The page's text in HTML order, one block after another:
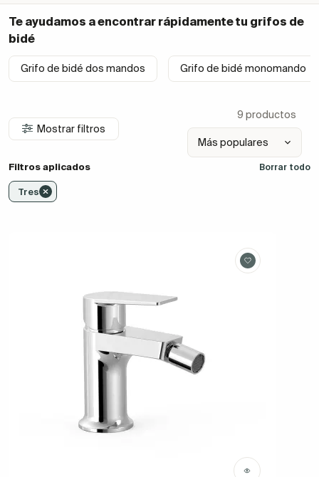
Te ayudamos a encontrar rápidamente tu grifos de
bidé
Grifo de bidé dos mandos Grifo de bidé monomando
Mostrar filtros
9 productos
Filtros aplicados Borrar todo
Tres